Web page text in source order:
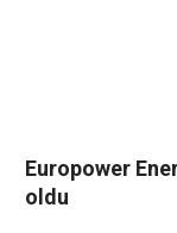
Europower
oldu